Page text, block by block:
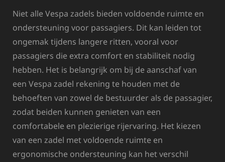
Niet alle Vespa zadels bieden voldoende ruimte en
ondersteuning voor passagiers. Dit kan leiden tot
ongemak tijdens langere ritten, vooral voor
passagiers die extra comfort en stabiliteit nodig
hebben. Het is belangrijk om bij de aanschaf van
een Vespa zadel rekening te houden met de
behoeften van zowel de bestuurder als de passagier,
zodat beiden kunnen genieten van een
comfortabele en plezierige rijervaring. Het kiezen
van een zadel met voldoende ruimte en
ergonomische ondersteuning kan het verschil